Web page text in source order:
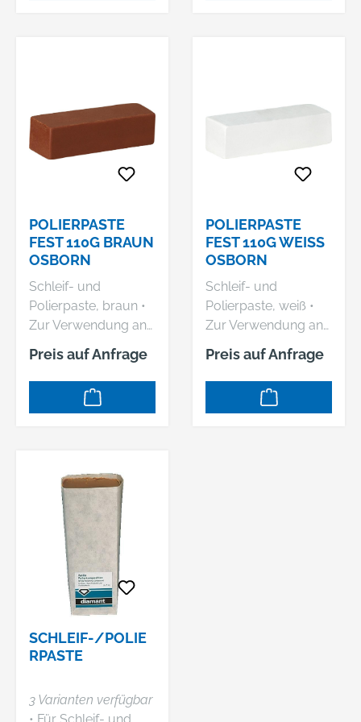
Burgwald, DE,
+4964515880,
smandel@osborn.de
POLIERPASTE
FEST 110G BRAUN
OSBORN
Schleif- und
Polierpaste, braun •
Zur Verwendung an
Filz-, Fell-,
Lappenscheiben
sowie Bürsten •
Vorpolieren von
Hersteller: Osborn
GmbH, Ringstraße10,
35099 Burgwald, DE,
+4964515880,
smandel@osborn.de
Preis auf Anfrage
POLIERPASTE
FEST 110G WEISS O
SBORN
Schleif- und
Polierpaste, weiß •
Zur Verwendung an
Filz-, Fell-,
Lappenscheiben
sowie Bürsten •
Vorpolieren und
Preis auf Anfrage
SCHLEIF-/POLIE
RPASTE
3 Varianten verfügbar